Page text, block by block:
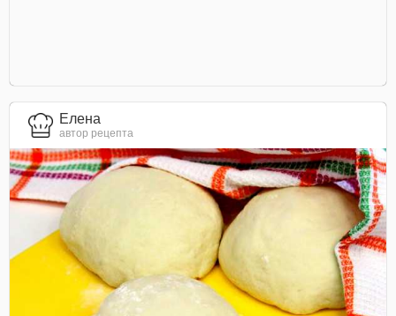
Елена
автор рецепта